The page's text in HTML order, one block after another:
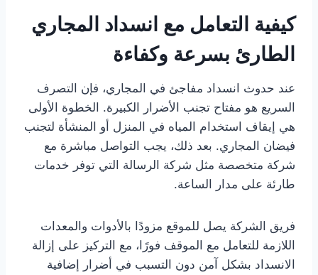
كيفية التعامل مع انسداد المجاري
الطارئ بسرعة وكفاءة
عند حدوث انسداد مفاجئ في المجاري، فإن التصرف
السريع هو مفتاح تجنب الأضرار الكبيرة. الخطوة الأولى
هي إيقاف استخدام المياه في المنزل أو المنشأة لتجنب
فيضان المجاري. بعد ذلك، يجب التواصل مباشرة مع
شركة متخصصة مثل شركة الرسالة التي توفر خدمات
طارئة على مدار الساعة.
فريق الشركة يصل للموقع مزودًا بالأدوات والمعدات
اللازمة للتعامل مع الموقف فورًا، مع التركيز على إزالة
الانسداد بشكل آمن دون التسبب في أضرار إضافية